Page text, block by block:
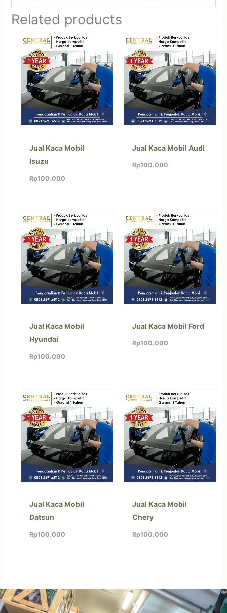
Related products
Jual Kaca Mobil
Isuzu
Rp100.000
Jual Kaca Mobil Audi
Rp100.000
Jual Kaca Mobil
Hyundai
Rp100.000
Jual Kaca Mobil Ford
Rp100.000
Jual Kaca Mobil
Datsun
Rp100.000
Jual Kaca Mobil
Chery
Rp100.000